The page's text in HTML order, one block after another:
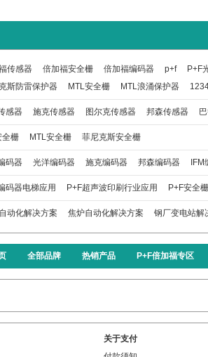
传感器 倍加福安全栅 倍加福编码器 p+f
P+F
斯防雷保护器
MTL安全栅 MTL浪涌保护器
感器 施克传感器 图尔克传感器 邦森传感器
全栅 MTL安全栅 菲尼克斯安全栅
码器 光洋编码器 施克编码器 邦森编码器
码器电梯应用 P+F超声波印刷行业应用 P+F安全
动化解决方案 焦炉自动化解决方案 钢厂变电站解
全部品牌 热销产品 P+F倍加福专区
关于支付